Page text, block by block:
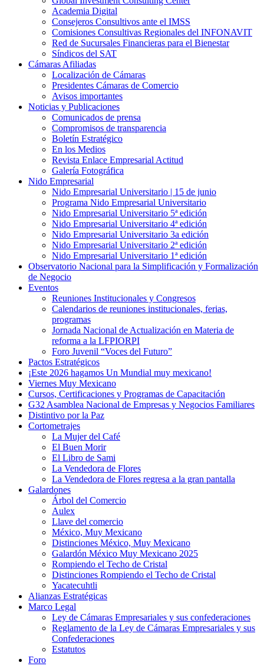
Academia Digital
Consejeros Consultivos ante el IMSS
Comisiones Consultivas Regionales del INFONAVIT
Red de Sucursales Financieras para el Bienestar
Síndicos del SAT
Cámaras Afiliadas
Localización de Cámaras
Presidentes Cámaras de Comercio
Avisos importantes
Noticias y Publicaciones
Comunicados de prensa
Compromisos de transparencia
Boletín Estratégico
En los Medios
Revista Enlace Empresarial Actitud
Galería Fotográfica
Nido Empresarial
Nido Empresarial Universitario | 15 de junio
Programa Nido Empresarial Universitario
Nido Empresarial Universitario 5ª edición
Nido Empresarial Universitario 4ª edición
Nido Empresarial Universitario 3a edición
Nido Empresarial Universitario 2ª edición
Nido Empresarial Universitario 1ª edición
Observatorio Nacional para la Simplificación y Formalización
de Negocio
Eventos
Reuniones Institucionales y Congresos
Calendarios de reuniones institucionales, ferias,
programas
Jornada Nacional de Actualización en Materia de
reforma a la LFPIORPI
Foro Juvenil “Voces del Futuro”
Pactos Estratégicos
¡Este 2026 hagamos Un Mundial muy mexicano!
Viernes Muy Mexicano
Cursos, Certificaciones y Programas de Capacitación
G32 Asamblea Nacional de Empresas y Negocios Familiares
Distintivo por la Paz
Cortometrajes
La Mujer del Café
El Buen Morir
El Libro de Sami
La Vendedora de Flores
La Vendedora de Flores regresa a la gran pantalla
Galardones
Árbol del Comercio
Aulex
Llave del comercio
México, Muy Mexicano
Distinciones México, Muy Mexicano
Galardón México Muy Mexicano 2025
Rompiendo el Techo de Cristal
Distinciones Rompiendo el Techo de Cristal
Yacatecuhtli
Alianzas Estratégicas
Marco Legal
Ley de Cámaras Empresariales y sus confederaciones
Reglamento de la Ley de Cámaras Empresariales y sus
Confederaciones
Estatutos
Foro